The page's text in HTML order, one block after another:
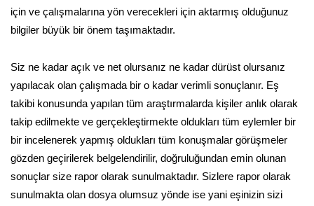
için ve çalışmalarına yön verecekleri için aktarmış olduğunuz
bilgiler büyük bir önem taşımaktadır.
Siz ne kadar açık ve net olursanız ne kadar dürüst olursanız
yapılacak olan çalışmada bir o kadar verimli sonuçlanır. Eş
takibi konusunda yapılan tüm araştırmalarda kişiler anlık olarak
takip edilmekte ve gerçekleştirmekte oldukları tüm eylemler bir
bir incelenerek yapmış oldukları tüm konuşmalar görüşmeler
gözden geçirilerek belgelendirilir, doğruluğundan emin olunan
sonuçlar size rapor olarak sunulmaktadır. Sizlere rapor olarak
sunulmakta olan dosya olumsuz yönde ise yani eşinizin sizi